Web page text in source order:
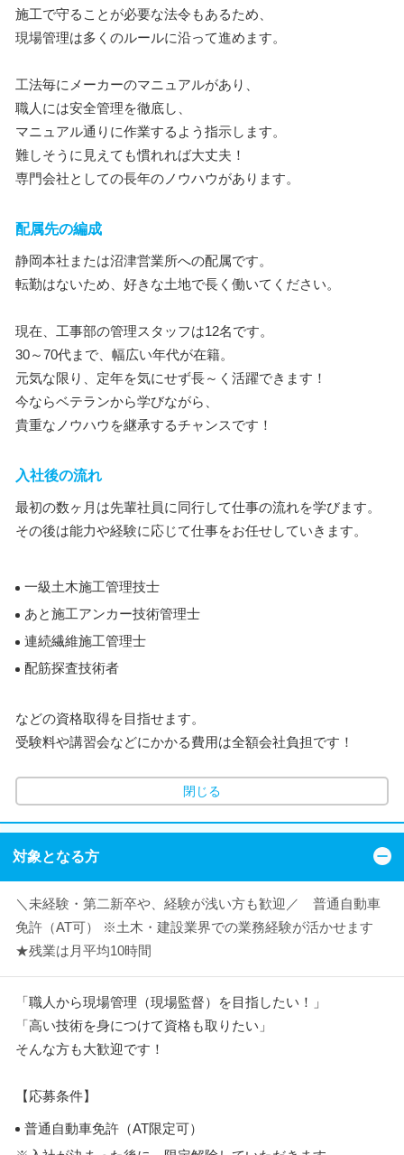
施工で守ることが必要な法令もあるため、
現場管理は多くのルールに沿って進めます。
工法毎にメーカーのマニュアルがあり、
職人には安全管理を徹底し、
マニュアル通りに作業するよう指示します。
難しそうに見えても慣れれば大丈夫！
専門会社としての長年のノウハウがあります。
配属先の編成
静岡本社または沼津営業所への配属です。
転勤はないため、好きな土地で長く働いてください。
現在、工事部の管理スタッフは12名です。
30～70代まで、幅広い年代が在籍。
元気な限り、定年を気にせず長～く活躍できます！
今ならベテランから学びながら、
貴重なノウハウを継承するチャンスです！
入社後の流れ
最初の数ヶ月は先輩社員に同行して仕事の流れを学びます。
その後は能力や経験に応じて仕事をお任せしていきます。
一級土木施工管理技士
あと施工アンカー技術管理士
連続繊維施工管理士
配筋探査技術者
などの資格取得を目指せます。
受験料や講習会などにかかる費用は全額会社負担です！
閉じる
対象となる方
＼未経験・第二新卒や、経験が浅い方も歓迎／ 普通自動車
免許（AT可） ※土木・建設業界での業務経験が活かせます
★残業は月平均10時間
「職人から現場管理（現場監督）を目指したい！」
「高い技術を身につけて資格も取りたい」
そんな方も大歓迎です！
【応募条件】
普通自動車免許（AT限定可）